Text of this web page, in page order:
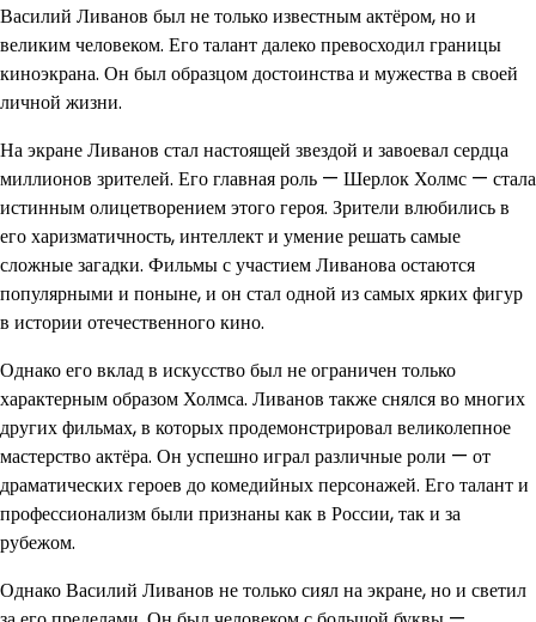
Василий Ливанов был не только известным актёром, но и
великим человеком. Его талант далеко превосходил границы
киноэкрана. Он был образцом достоинства и мужества в своей
личной жизни.
На экране Ливанов стал настоящей звездой и завоевал сердца
миллионов зрителей. Его главная роль — Шерлок Холмс — стала
истинным олицетворением этого героя. Зрители влюбились в
его харизматичность, интеллект и умение решать самые
сложные загадки. Фильмы с участием Ливанова остаются
популярными и поныне, и он стал одной из самых ярких фигур
в истории отечественного кино.
Однако его вклад в искусство был не ограничен только
характерным образом Холмса. Ливанов также снялся во многих
других фильмах, в которых продемонстрировал великолепное
мастерство актёра. Он успешно играл различные роли — от
драматических героев до комедийных персонажей. Его талант и
профессионализм были признаны как в России, так и за
рубежом.
Однако Василий Ливанов не только сиял на экране, но и светил